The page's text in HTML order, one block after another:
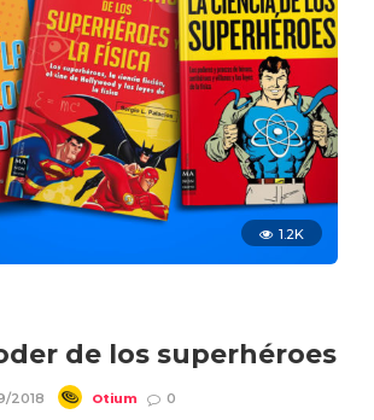
1.2K
de los superhéroes
2018 Otium 0